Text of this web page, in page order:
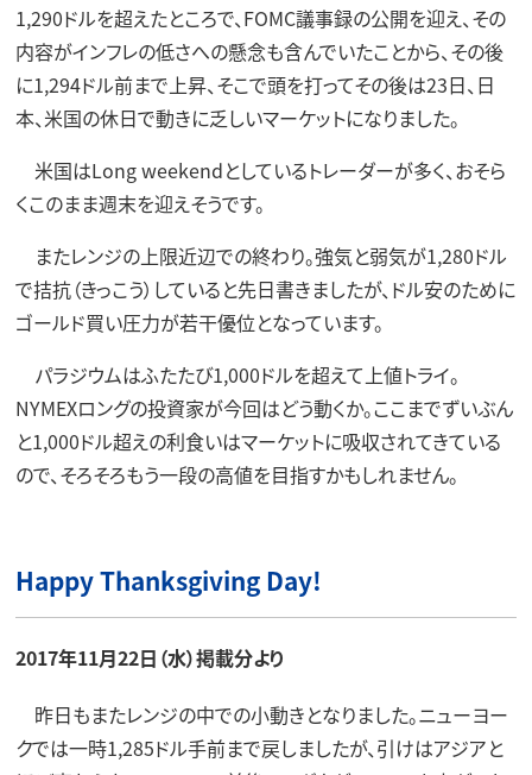
1,290ドルを超えたところで、FOMC議事録の公開を迎え、その
内容がインフレの低さへの懸念も含んでいたことから、その後
に1,294ドル前まで上昇、そこで頭を打ってその後は23日、日
本、米国の休日で動きに乏しいマーケットになりました。
米国はLong weekendとしているトレーダーが多く、おそら
くこのまま週末を迎えそうです。
またレンジの上限近辺での終わり。強気と弱気が1,280ドル
で拮抗（きっこう）していると先日書きましたが、ドル安のために
ゴールド買い圧力が若干優位となっています。
パラジウムはふたたび1,000ドルを超えて上値トライ。
NYMEXロングの投資家が今回はどう動くか。ここまでずいぶん
と1,000ドル超えの利食いはマーケットに吸収されてきている
ので、そろそろもう一段の高値を目指すかもしれません。
Happy Thanksgiving Day!
2017年11月22日（水）掲載分より
昨日もまたレンジの中での小動きとなりました。ニューヨー
クでは一時1,285ドル手前まで戻しましたが、引けはアジアと